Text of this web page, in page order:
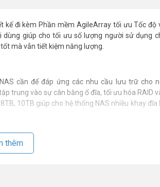
đi kèm Phần mềm AgileArray tối ưu Tốc độ
giúp cho tối ưu số lượng người sử dụng
mà vẫn tiết kiệm năng lượng.
cần để đáp ứng các nhu cầu lưu trữ cho
trung vào sự cân bằng ổ đĩa, tối ưu hóa RAID
10TB giúp cho hệ thống NAS nhiều khay
nhất mà vẫn tiết kiệm năng lượng.
dùng. Cho phép khối lượng công việc người
máy chủ NAS. Cho dù bạn là một Tập
thêm